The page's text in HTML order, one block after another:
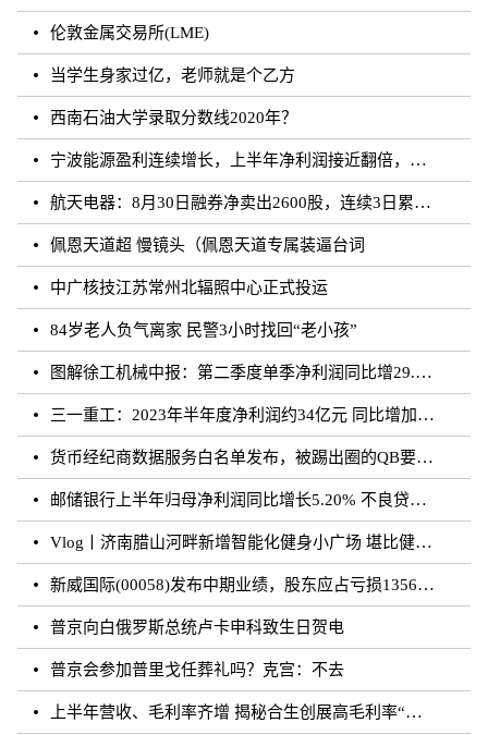
伦敦金属交易所(LME)
当学生身家过亿，老师就是个乙方
西南石油大学录取分数线2020年？
宁波能源盈利连续增长，上半年净利润接近翻倍，研发支出行业前列，新能源业务顺利发展
航天电器：8月30日融券净卖出2600股，连续3日累计净卖出7.09万股
佩恩天道超 慢镜头（佩恩天道专属装逼台词
中广核技江苏常州北辐照中心正式投运
84岁老人负气离家 民警3小时找回“老小孩”
图解徐工机械中报：第二季度单季净利润同比增29.35%
三一重工：2023年半年度净利润约34亿元 同比增加29.07%
货币经纪商数据服务白名单发布，被踢出圈的QB要回归了？
邮储银行上半年归母净利润同比增长5.20% 不良贷款率0.81%
Vlog丨济南腊山河畔新增智能化健身小广场 堪比健身房
新威国际(00058)发布中期业绩，股东应占亏损1356.9万港元 同比扩大47.89%
普京向白俄罗斯总统卢卡申科致生日贺电
普京会参加普里戈任葬礼吗？克宫：不去
上半年营收、毛利率齐增 揭秘合生创展高毛利率“稳字诀”